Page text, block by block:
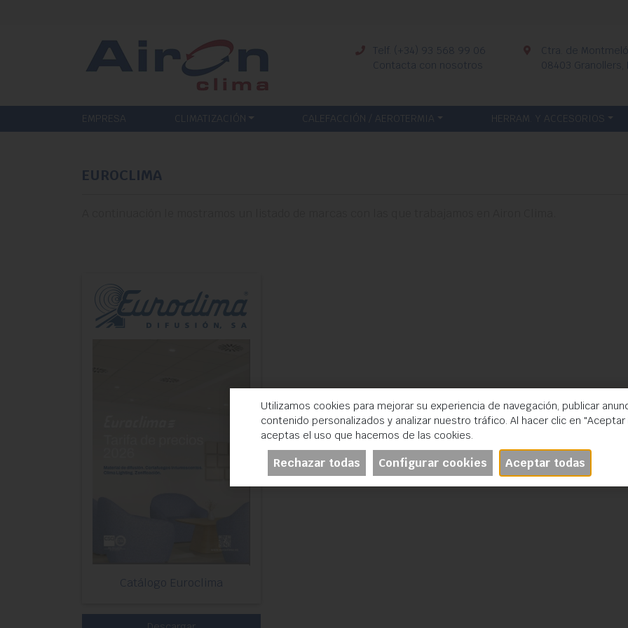
Telf. (+34) 93 568 99 06
Contacta con nosotros
Ctra. de
08403 Granollers,
EMPRESA CLIMATIZACIÓN CALEFACCIÓN / AEROTERMIA HERRAM. Y ACCESORIOS
EUROCLIMA
Catálogo Euroclima
Utilizamos cookies para mejorar su experiencia de navegación, publicar
contenido personalizados y analizar nuestro tráfico. Al hacer clic en "Aceptar
aceptas el uso que hacemos de las cookies.
Aceptar todas
Configurar cookies
Rechazar todas